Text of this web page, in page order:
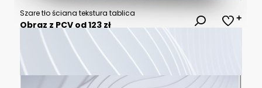
Szare tło ściana tekstura tablica
Obraz z PCV od 123 zł